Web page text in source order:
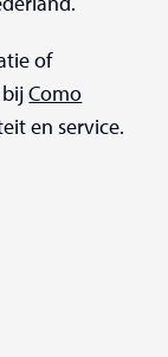
of
bijComo
en service.